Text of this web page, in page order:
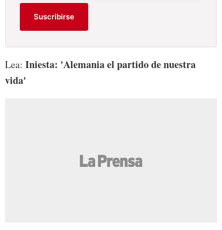
Suscribirse
Lea: Iniesta: 'Alemania el partido de nuestra
vida'